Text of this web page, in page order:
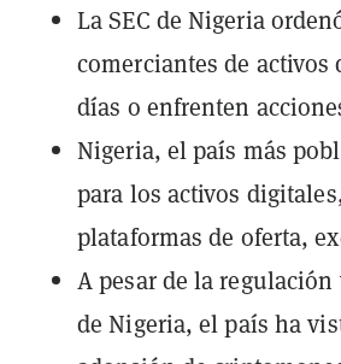
La SEC de Nigeria
comerciantes de
días o enfrenten
Nigeria, el país más
para los activos
plataformas de oferta,
A pesar de la
de Nigeria, el país ha